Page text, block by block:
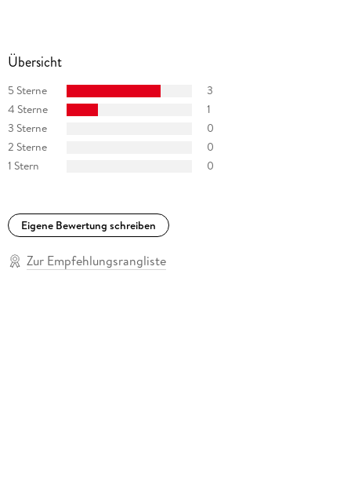
Übersicht
5 Sterne
3
4 Sterne
1
3 Sterne
0
2 Sterne
0
1 Stern
0
Eigene Bewertung schreiben
Zur Empfehlungsrangliste